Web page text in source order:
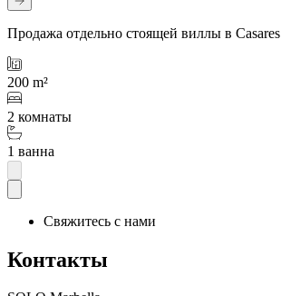
Продажа отдельно стоящей виллы в Casares
200 m²
2 комнаты
1 ванна
Свяжитесь с нами
Контакты